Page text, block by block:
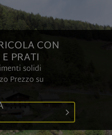
CON
PRATI
solidi
Prezzo su